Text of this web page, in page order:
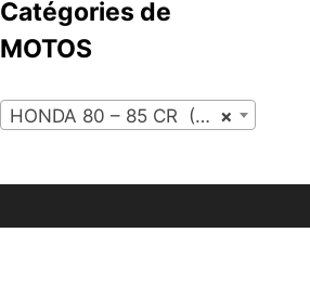
Catégories de
MOTOS
×
HONDA 80 – 85 CR (56)